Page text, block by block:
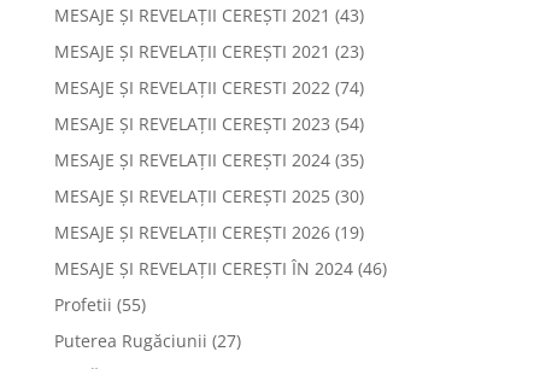
MESAJE ȘI REVELAȚII CEREȘTI 2021 (43)
MESAJE ȘI REVELAȚII CEREȘTI 2021 (23)
MESAJE ȘI REVELAȚII CERESTI 2022(74)
MESAJE ȘI REVELAȚII CEREȘTI 2023 (54)
MESAJE ȘI REVELAȚII CEREȘTI 2024(35)
MESAJE ȘI REVELAȚII CEREȘTI 2025(30)
MESAJE ȘI REVELAȚII CEREȘTI 2026(19)
MESAJE ȘI REVELAȚII CEREȘTI ÎN 2024(46)
Profetii (55)
Puterea Rugăciunii (27)